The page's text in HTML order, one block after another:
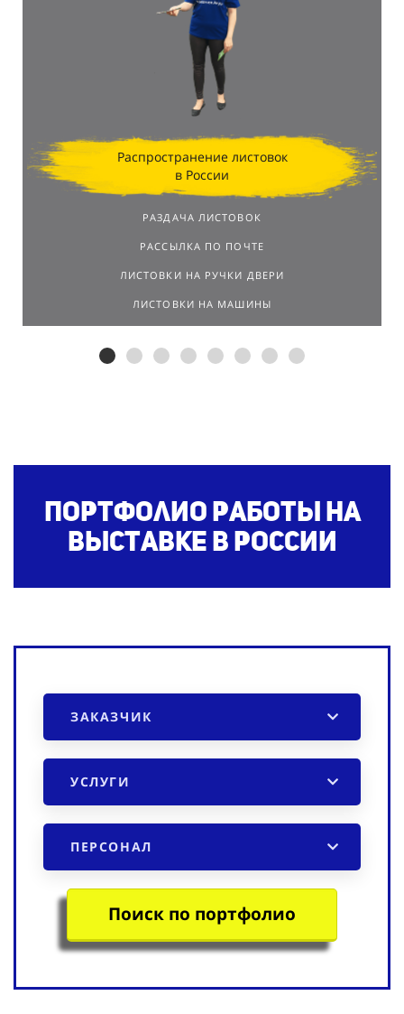
Распространение листовок
в России
РАЗДАЧА ЛИСТОВОК
РАССЫЛКА ПО ПОЧТЕ
ЛИСТОВКИ НА РУЧКИ ДВЕРИ
ЛИСТОВКИ НА МАШИНЫ
Портфолио работы на
выставкев России
ЗАКАЗЧИК
УСЛУГИ
ПЕРСОНАЛ
Поиск по портфолио